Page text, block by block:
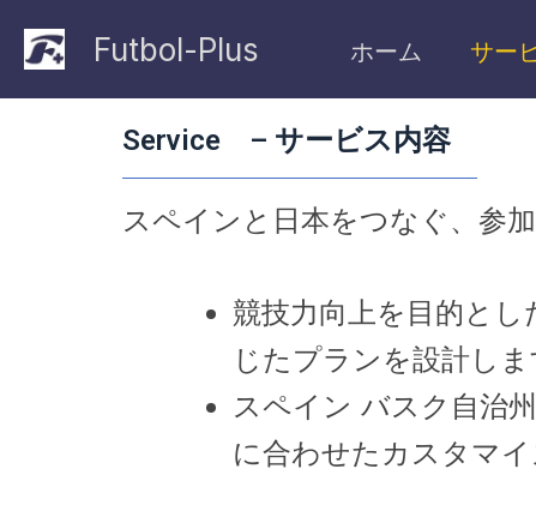
内
容
Futbol-Plus ホーム サー
Service – サービス内容
スペインと日本をつなぐ、参
競技力向上を目的と
じたプランを設計しま
スペイン バスク自治
に合わせたカスタマ